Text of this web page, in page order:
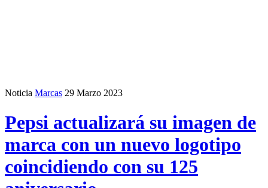
Noticia Marcas 29 Marzo 2023
Pepsi actualizará su imagen de
marca con un nuevo logotipo
coincidiendo con su 125